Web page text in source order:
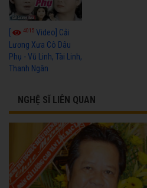
4015 Video] Cải
Lương Xưa Cô Dâu
Phụ - Vũ Linh, Tài Linh,
Thanh Ngân
NGHỆ SĨ LIÊN QUAN